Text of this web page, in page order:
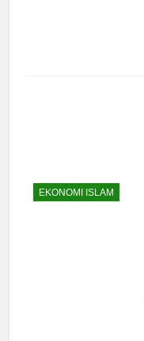
EKONOMI ISLAM